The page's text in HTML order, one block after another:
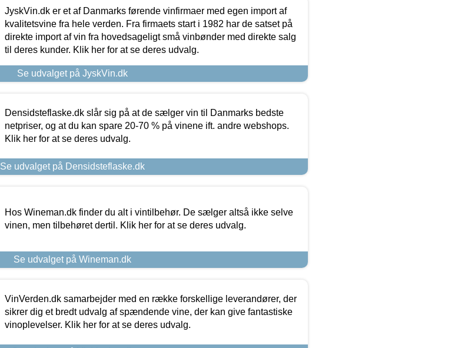
JyskVin.dk er et af Danmarks førende vinfirmaer med egen import af
kvalitetsvine fra hele verden. Fra firmaets start i 1982 har de satset på
direkte import af vin fra hovedsageligt små vinbønder med direkte salg
til deres kunder. Klik her for at se deres udvalg.
Se udvalget på JyskVin.dk
Densidsteflaske.dk slår sig på at de sælger vin til Danmarks bedste
netpriser, og at du kan spare 20-70 % på vinene ift. andre webshops.
Klik her for at se deres udvalg.
Se udvalget på Densidsteflaske.dk
Hos Wineman.dk finder du alt i vintilbehør. De sælger altså ikke selve
vinen, men tilbehøret dertil. Klik her for at se deres udvalg.
Se udvalget på Wineman.dk
VinVerden.dk samarbejder med en række forskellige leverandører, der
sikrer dig et bredt udvalg af spændende vine, der kan give fantastiske
vinoplevelser. Klik her for at se deres udvalg.